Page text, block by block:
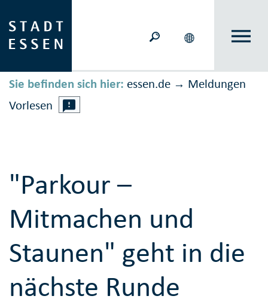
Sie befinden sich hier: essen.de → Meldungen
Vorlesen
"Parkour –
Mitmachen und
Staunen" geht in die
nächste Runde